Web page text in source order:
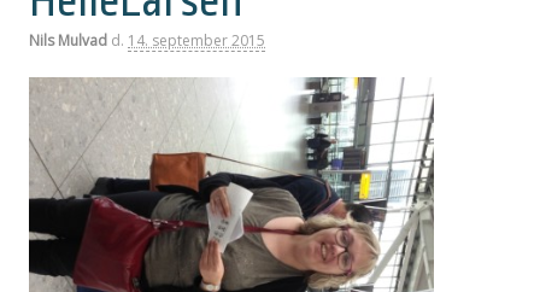
Nils Mulvad d. 14. september 2015